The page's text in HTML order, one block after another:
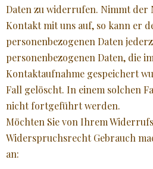
Daten zu widerrufen. Nimmt der
Kontakt mit uns auf, so kann er
personenbezogenen Daten
personenbezogenen Daten, die
Kontaktaufnahme gespeichert
Fall gelöscht. In einem solchen
nicht fortgeführt werden.
Möchten Sie von Ihrem
Widerspruchsrecht Gebrauch
an: